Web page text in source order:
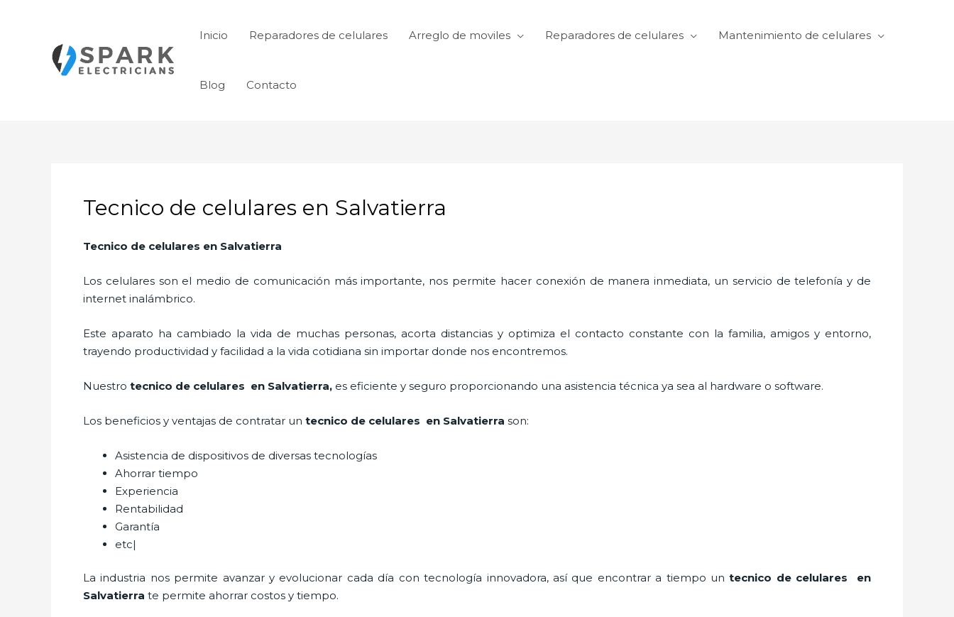
Inicio Reparadores de celulares Arreglo de moviles Reparadores de celulares Mantenimiento de celulares
Blog Contacto
Tecnico de celulares en Salvatierra
Tecnico de celulares en Salvatierra
Los celulares son el medio de comunicación más importante, nos permite hacer conexión de manera inmediata, un servicio de telefonía y de
internet inalámbrico.
Este aparato ha cambiado la vida de muchas personas, acorta distancias y optimiza el contacto constante con la familia, amigos y entorno,
trayendo productividad y facilidad a la vida cotidiana sin importar donde nos encontremos.
Nuestro tecnico de celulares en Salvatierra, es eficiente y seguro proporcionando una asistencia técnica ya sea al hardware o software.
Los beneficios y ventajas de contratar un tecnico de celulares en Salvatierra son:
Asistencia de dispositivos de diversas tecnologías
Ahorrar tiempo
Experiencia
Rentabilidad
Garantía
etc|
La industria nos permite avanzar y evolucionar cada día con tecnología innovadora, así que encontrar a tiempo untecnico de celulares en
Salvatierra te permite ahorrar costos y tiempo.